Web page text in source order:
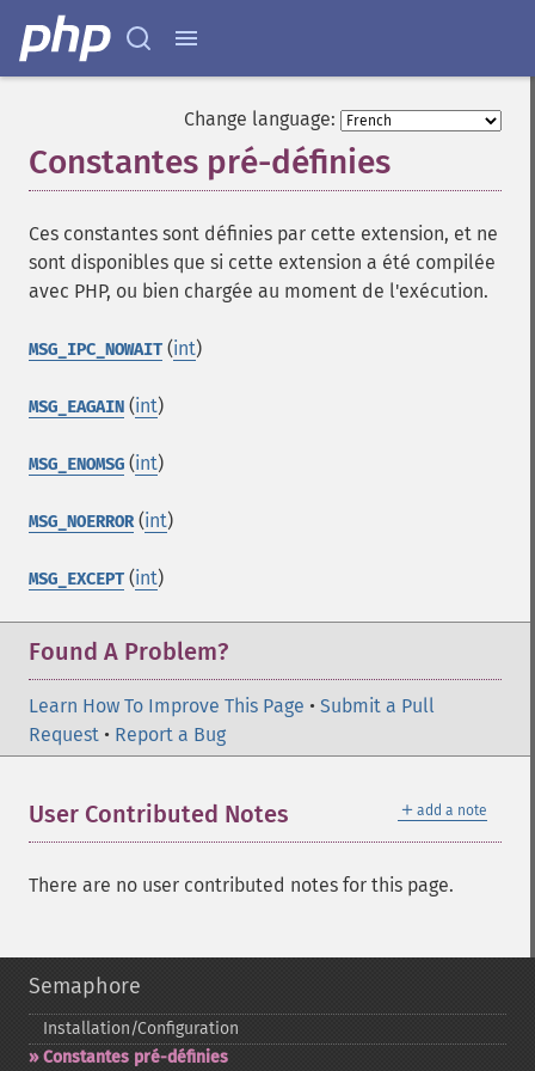
Change language:
Constantes pré-définies
Ces constantes sont définies par cette extension, et ne
sont disponibles que si cette extension a été compilée
avec PHP, ou bien chargée au moment de l'exécution.
MSG_IPC_NOWAIT (int)
MSG_EAGAIN (int)
MSG_ENOMSG (int)
MSG_NOERROR(int)
MSG_EXCEPT (int)
Found A Problem?
Learn How To Improve This Page • Submit a Pull
Request • Report a Bug
＋ add a note
User Contributed Notes
There are no user contributed notes for this page.
Semaphore
Installation/Configuration
Constantes pré-​définies